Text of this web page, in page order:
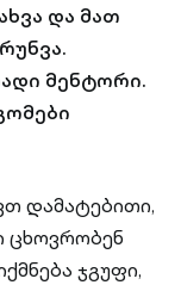
და მათ
მენტორი.
დამატებითი,
ცხოვრობენ
ჯგუფი,